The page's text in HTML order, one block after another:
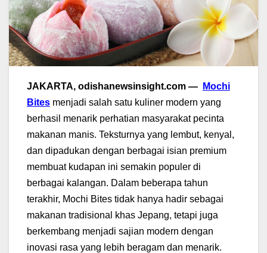
JAKARTA, odishanewsinsight.com —
Mochi
Bites menjadi salah satu kuliner modern yang
berhasil menarik perhatian masyarakat pecinta
makanan manis. Teksturnya yang lembut, kenyal,
dan dipadukan dengan berbagai isian premium
membuat kudapan ini semakin populer di
berbagai kalangan. Dalam beberapa tahun
terakhir, Mochi Bites tidak hanya hadir sebagai
makanan tradisional khas Jepang, tetapi juga
berkembang menjadi sajian modern dengan
inovasi rasa yang lebih beragam dan menarik.